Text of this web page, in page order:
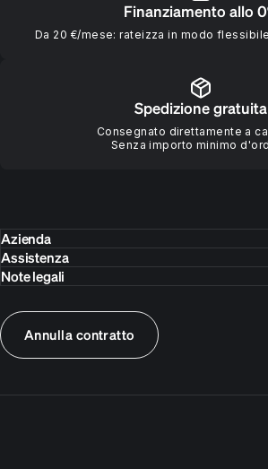
Finanziamento allo
Da 20 €/mese: rateizza in modo
Spedizione gratuita
Consegnato direttamente a
Senza importo minimo
Azienda
Assistenza
Note legali
Annulla contratto